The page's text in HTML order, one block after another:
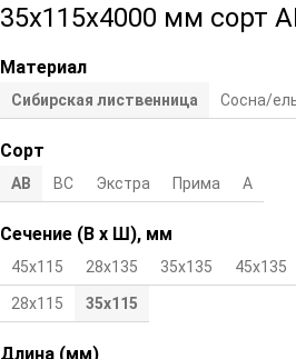
35х115х4000 мм сорт
Материал
Сибирская лиственница Сосна/
Сорт
АВ ВС Экстра Прима А
Сечение (В х Ш), мм
45х115 28х135 35х135 45х135
28х115 35х115
Длина (мм)